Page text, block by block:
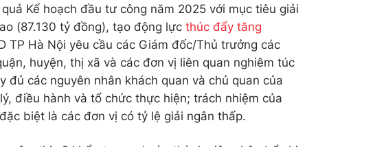
Kế hoạch đầu tư công năm 2025 với mục tiêu giải
(87.130 tỷ đồng), tạo động lực thúc đẩy tăng
TP Hà Nội yêu cầu các Giám đốc/Thủ trưởng các
huyện, thị xã và các đơn vị liên quan nghiêm túc
đủ các nguyên nhân khách quan và chủ quan của
điều hành và tổ chức thực hiện; trách nhiệm của
biệt là các đơn vị có tỷ lệ giải ngân thấp.